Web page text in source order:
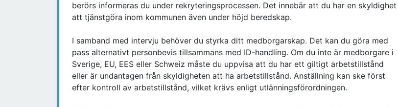
berörs informeras du under rekryteringsprocessen. Det innebär att du har en skyldighet
att tjänstgöra inom kommunen även under höjd beredskap.
I samband med intervju behöver du styrka ditt medborgarskap. Det kan du göra med
pass alternativt personbevis tillsammans med ID-handling. Om du inte är medborgare i
Sverige, EU, EES eller Schweiz måste du uppvisa att du har ett giltigt arbetstillstånd
eller är undantagen från skyldigheten att ha arbetstillstånd. Anställning kan ske först
efter kontroll av arbetstillstånd, vilket krävs enligt utlänningsförordningen.